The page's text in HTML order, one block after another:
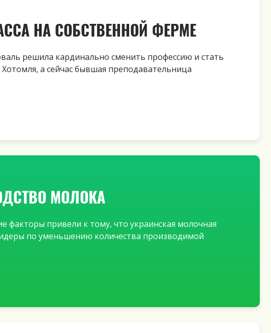
НА СОБСТВЕННОЙ ФЕРМЕ
решила кардинально сменить профессию и стать
а сейчас бывшая преподавательница
МОЛОКА
факторы привели к тому, что украинская молочная
по уменьшению количества производимой